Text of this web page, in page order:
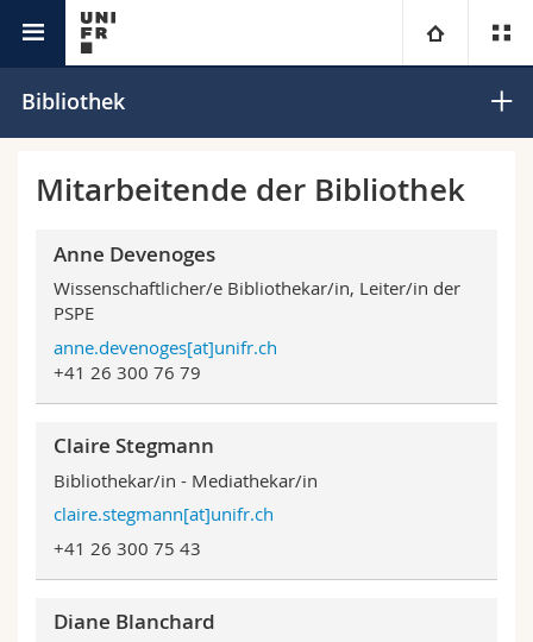
Universität
Forschung
Universität
Rechtswissenschaftliche Fak.
Wirtschafts- und Sozialwissenschaftliche Fak.
Fak. für Erziehungs- und Bildungswissenschaften
Math.-Nat. und Med. Fak.
Interfakultär
Studieninteressierte
Studierende
Forschende
Mitarbeitende
Doktorierende
Ressourcen
Personenverzeichnis
Bibliotheken
Webmail
Vorlesungsverzeichnis
Bibliothek
Mitarbeitende der Bibliothek
Anne Devenoges
Wissenschaftlicher/e Bibliothekar/in, Leiter/in der
PSPE
anne.devenoges[at]unifr.ch
+41 26 300 76 79
Claire Stegmann
Bibliothekar/in - Mediathekar/in
claire.stegmann[at]unifr.ch
+41 26 300 75 43
Diane Blanchard